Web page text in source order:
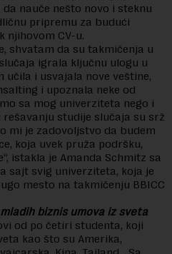
nauče nešto novo i steknu
pripremu za budući
njihovom CV-u.
shvatam da su takmičenja u
igrala ključnu ulogu u
i usvajala nove veštine,
i upoznala neke od
sa mog univerziteta nego i
rešavanju studije slučaja su srž
mi je zadovoljstvo da budem
koja uvek pruža podršku,
istakla je Amanda Schmitz sa
sajt svig univerziteta, koja je
mesto na takmičenju BBICC
biznis umova iz sveta
od po četiri studenta, koji
kao što su Amerika,